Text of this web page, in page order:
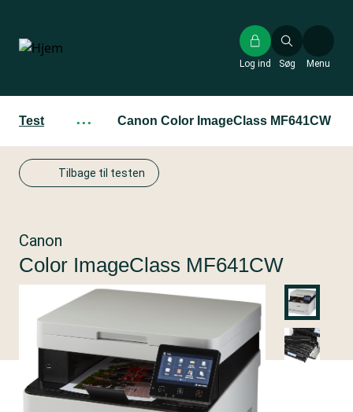
hovedindhold
Søg
Log ind Menu
Test ··· Canon Color ImageClass MF641CW
Tilbage til testen
Canon
Color ImageClass MF641CW